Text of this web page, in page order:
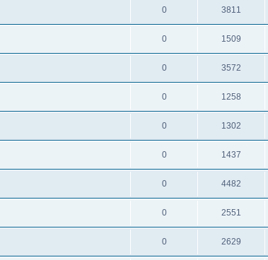
0 3811
0 1509
0 3572
0 1258
0 1302
0 1437
0 4482
0 2551
0 2629